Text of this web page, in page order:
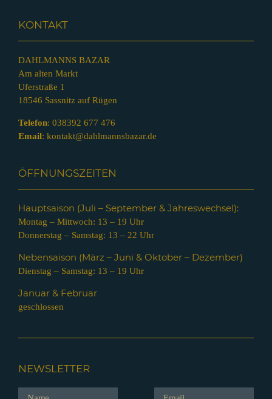
KONTAKT
DAHLMANNS BAZAR
Am alten Markt
Uferstraße 1
18546 Sassnitz auf Rügen
Telefon: 038392 677 476
Email: kontakt@dahlmannsbazar.de
ÖFFNUNGSZEITEN
Hauptsaison (Juli – September & Jahreswechsel):
Montag – Mittwoch: 13 – 19 Uhr
Donnerstag – Samstag: 13 – 22 Uhr
Nebensaison (März – Juni & Oktober – Dezember)
Dienstag – Samstag: 13 – 19 Uhr
Januar & Februar
geschlossen
NEWSLETTER